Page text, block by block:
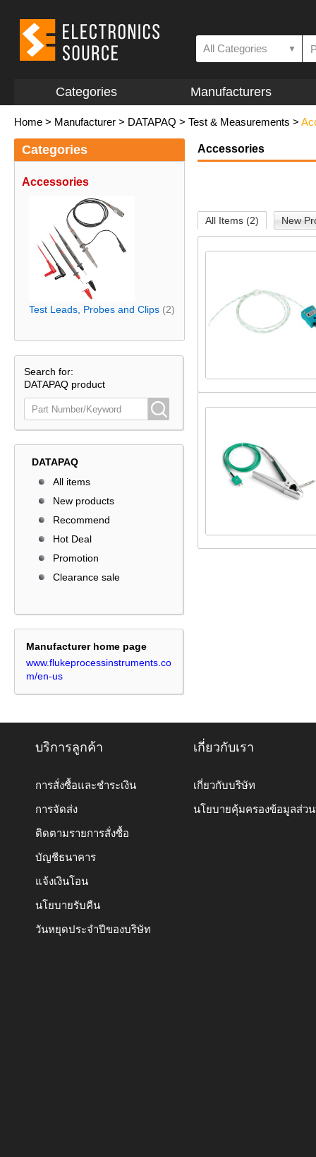
All Categories ▼
Categories Manufacturers
Home > Manufacturer > DATAPAQ > Test & Measurements >
Categories
Accessories
Test Leads, Probes and Clips (2)
Search for:
DATAPAQ product
DATAPAQ
All items
New products
Recommend
Hot Deal
Promotion
Clearance sale
Manufacturer home page
www.flukeprocessinstruments.co
m/en-us
Accessories
All Items (2) New
บริการลูกค้า
การสั่งซื้อและชำระเงิน
การจัดส่ง
ติดตามรายการสั่งซื้อ
บัญชีธนาคาร
แจ้งเงินโอน
นโยบายรับคืน
วันหยุดประจำปีของบริษัท
เกี่ยวกับเรา
เกี่ยวกับบริษัท
นโยบายคุ้มครองข้อมูลส่ว